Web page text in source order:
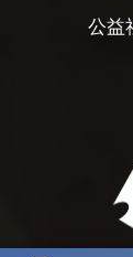
公益